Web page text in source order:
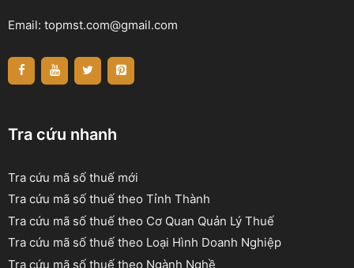
Email: topmst.com@gmail.com
Tra cứu nhanh
Tra cứu mã số thuế mới
Tra cứu mã số thuế theo Tỉnh Thành
Tra cứu mã số thuế theo Cơ Quan Quản Lý Thuế
Tra cứu mã số thuế theo Loại Hình Doanh Nghiệp
Tra cứu mã số thuế theo Ngành Nghề